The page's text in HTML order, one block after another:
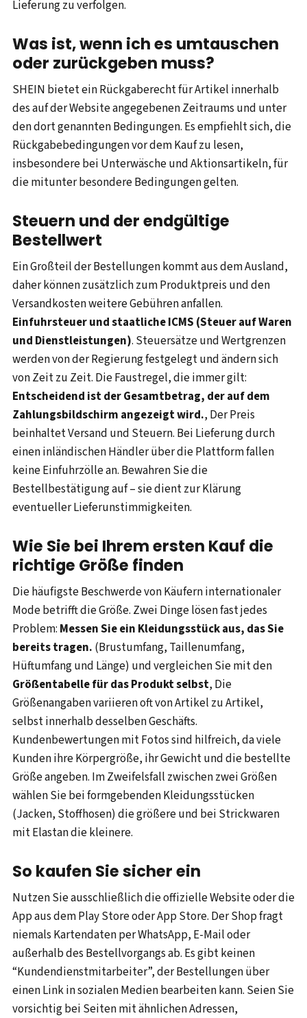
Lieferung zu verfolgen.
Was ist, wenn ich es umtauschen
oder zurückgeben muss?
SHEIN bietet ein Rückgaberecht für Artikel innerhalb
des auf der Website angegebenen Zeitraums und unter
den dort genannten Bedingungen. Es empfiehlt sich, die
Rückgabebedingungen vor dem Kauf zu lesen,
insbesondere bei Unterwäsche und Aktionsartikeln, für
die mitunter besondere Bedingungen gelten.
Steuern und der endgültige
Bestellwert
Ein Großteil der Bestellungen kommt aus dem Ausland,
daher können zusätzlich zum Produktpreis und den
Versandkosten weitere Gebühren anfallen.
Einfuhrsteuer und staatliche ICMS (Steuer auf Waren
und Dienstleistungen). Steuersätze und Wertgrenzen
werden von der Regierung festgelegt und ändern sich
von Zeit zu Zeit. Die Faustregel, die immer gilt:
Entscheidend ist der Gesamtbetrag, der auf dem
Zahlungsbildschirm angezeigt wird., Der Preis
beinhaltet Versand und Steuern. Bei Lieferung durch
einen inländischen Händler über die Plattform fallen
keine Einfuhrzölle an. Bewahren Sie die
Bestellbestätigung auf – sie dient zur Klärung
eventueller Lieferunstimmigkeiten.
Wie Sie bei Ihrem ersten Kauf die
richtige Größe finden
Die häufigste Beschwerde von Käufern internationaler
Mode betrifft die Größe. Zwei Dinge lösen fast jedes
Problem: Messen Sie ein Kleidungsstück aus, das Sie
bereits tragen. (Brustumfang, Taillenumfang,
Hüftumfang und Länge) und vergleichen Sie mit den
Größentabelle für das Produkt selbst, Die
Größenangaben variieren oft von Artikel zu Artikel,
selbst innerhalb desselben Geschäfts.
Kundenbewertungen mit Fotos sind hilfreich, da viele
Kunden ihre Körpergröße, ihr Gewicht und die bestellte
Größe angeben. Im Zweifelsfall zwischen zwei Größen
wählen Sie bei formgebenden Kleidungsstücken
(Jacken, Stoffhosen) die größere und bei Strickwaren
mit Elastan die kleinere.
So kaufen Sie sicher ein
Nutzen Sie ausschließlich die offizielle Website oder die
App aus dem Play Store oder App Store. Der Shop fragt
niemals Kartendaten per WhatsApp, E-Mail oder
außerhalb des Bestellvorgangs ab. Es gibt keinen
“Kundendienstmitarbeiter”, der Bestellungen über
einen Link in sozialen Medien bearbeiten kann. Seien Sie
vorsichtig bei Seiten mit ähnlichen Adressen,